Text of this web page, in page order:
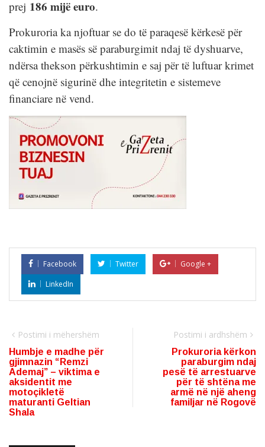
prej 186 mijë euro.
Prokuroria ka njoftuar se do të paraqesë kërkesë për
caktimin e masës së paraburgimit ndaj të dyshuarve,
ndërsa thekson përkushtimin e saj për të luftuar krimet
që cenojnë sigurinë dhe integritetin e sistemeve
financiare në vend.
Facebook Twitter
Google +
LinkedIn
Postimi i mëhershëm
Humbje e madhe për
gjimnazin “Remzi
Ademaj” – viktima e
aksidentit me
motoçikletë
maturanti Geltian
Shala
Postimi i ardhshëm
Prokuroria kërkon
paraburgim ndaj
pesë të arrestuarve
për të shtëna me
armë në një aheng
familjar në Rogovë